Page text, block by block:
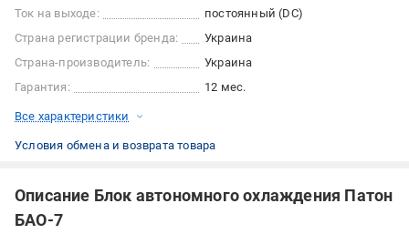
Ток на выходе:
постоянный (DC)
Страна регистрации бренда:
Украина
Страна-производитель:
Украина
Гарантия:
12 мес.
Все характеристики
Условия обмена и возврата товара
Описание Блок автономного охлаждения Патон
БАО-7